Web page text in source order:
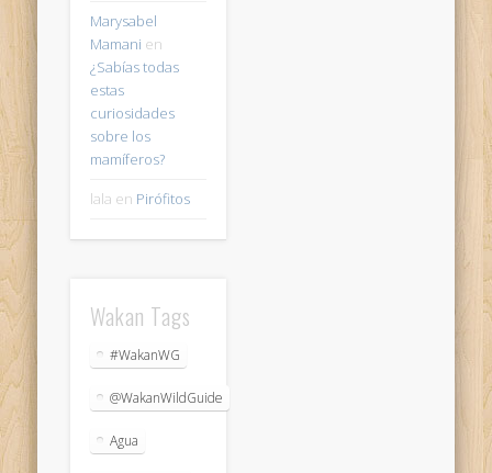
Marysabel
Mamani en
¿Sabías todas
estas
curiosidades
sobre los
mamíferos?
lala en Pirófitos
Wakan Tags
#WakanWG
@WakanWildGuide
Agua